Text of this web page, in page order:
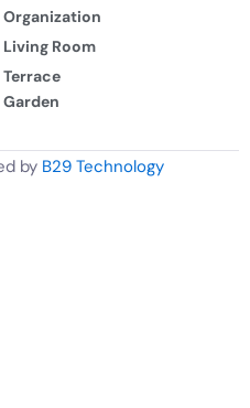
Organization
Living Room
Terrace
Garden
by B29 Technology